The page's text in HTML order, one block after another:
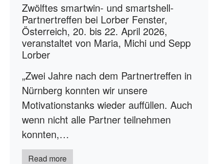
Zwölftes smartwin- und smartshell-
Partnertreffen bei Lorber Fenster,
Österreich, 20. bis 22. April 2026,
veranstaltet von Maria, Michi und Sepp
Lorber
„Zwei Jahre nach dem Partnertreffen in
Nürnberg konnten wir unsere
Motivationstanks wieder auffüllen. Auch
wenn nicht alle Partner teilnehmen
konnten,…
Read more